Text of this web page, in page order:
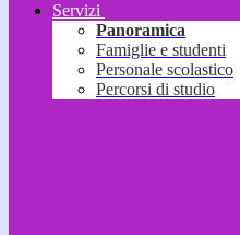
Servizi
Panoramica
Famiglie e studenti
Personale scolastico
Percorsi di studio